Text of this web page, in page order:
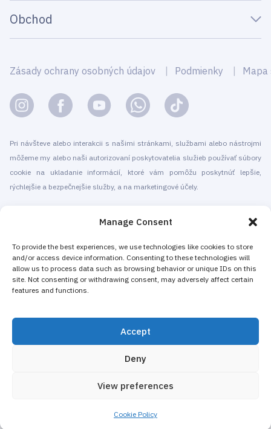
Manage Consent
To provide the best experiences, we use technologies like cookies to store
and/or access device information. Consenting to these technologies will
allow us to process data such as browsing behavior or unique IDs on this
site. Not consenting or withdrawing consent, may adversely affect certain
features and functions.
Accept
Deny
View preferences
Cookie Policy
Obchod
Zásady ochrany osobných údajov Podmienky Mapa
Pri návšteve alebo interakcii s našimi stránkami, službami alebo nástrojmi
môžeme my alebo naši autorizovaní poskytovatelia služieb používať súbory
cookie na ukladanie informácií, ktoré vám pomôžu poskytnúť lepšie,
rýchlejšie a bezpečnejšie služby, a na marketingové účely.
prístroje. Všetky práva vyhradené.
Propagácia pomocou
Spoločnosť Cryomed vyrába zariadenia na kryoterapiu od roku 2002. Naše
celotelové kryosauny a lokálne kryogénne zariadenia majú certifikát CE.
propagáciu kryoterapeutických služieb pre samostatné kryoterapeutické
centrá ako aj pre už fungujúce podniky, ktoré si pridaním kryoterapie zvyšujú
svoje príjmy. Väčšina prístrojov na celotelovú a lokálnu kryoterapiu od
spoločnosti Cryomed sa predáva ako nemedicínske zariadenie do kúpeľov,